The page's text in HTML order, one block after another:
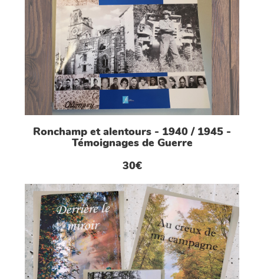
Ronchamp et alentours - 1940 / 1945 -
Témoignages de Guerre
30€